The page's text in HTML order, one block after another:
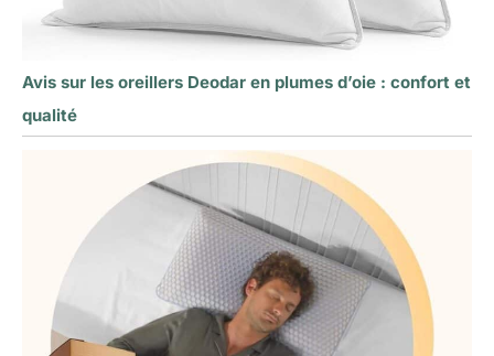
Avis sur les oreillers Deodar en plumes d’oie : confort et
qualité